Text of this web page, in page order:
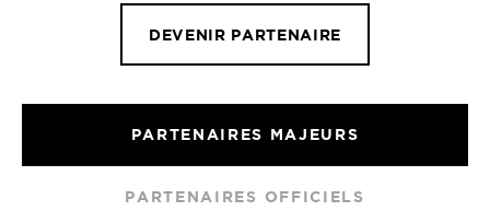
DEVENIR PARTENAIRE
PARTENAIRES MAJEURS
PARTENAIRES OFFICIELS